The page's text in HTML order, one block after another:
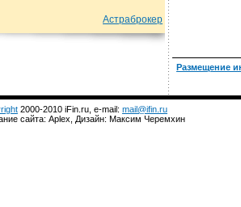
Астраброкер
Размещение
2000-2010 iFin.ru, e-mail: mail@ifin.ru
сайта: Aplex, Дизайн: Максим Черемхин